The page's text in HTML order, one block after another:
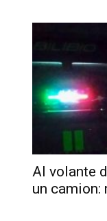
Al volante
un camion: